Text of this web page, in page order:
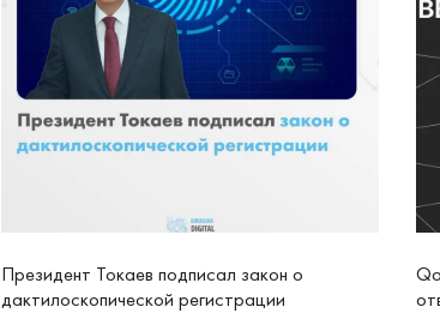
Президент Токаев подписал закон о
дактилоскопической регистрации